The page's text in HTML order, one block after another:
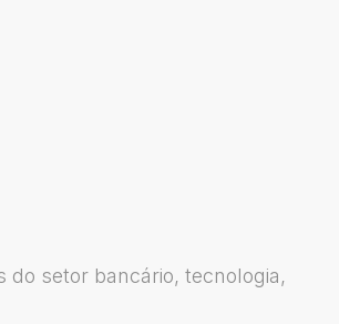
setor bancário, tecnologia,